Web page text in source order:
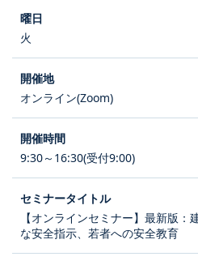
火
オンライン(Zoom)
9:30～16:30(受付9:00)
【オンラインセミナー】最新版
な安全指示、若者への安全教育